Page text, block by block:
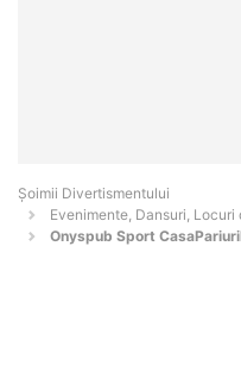
Şoimii Divertismentului
Evenimente, Dansuri,
Onyspub Sport